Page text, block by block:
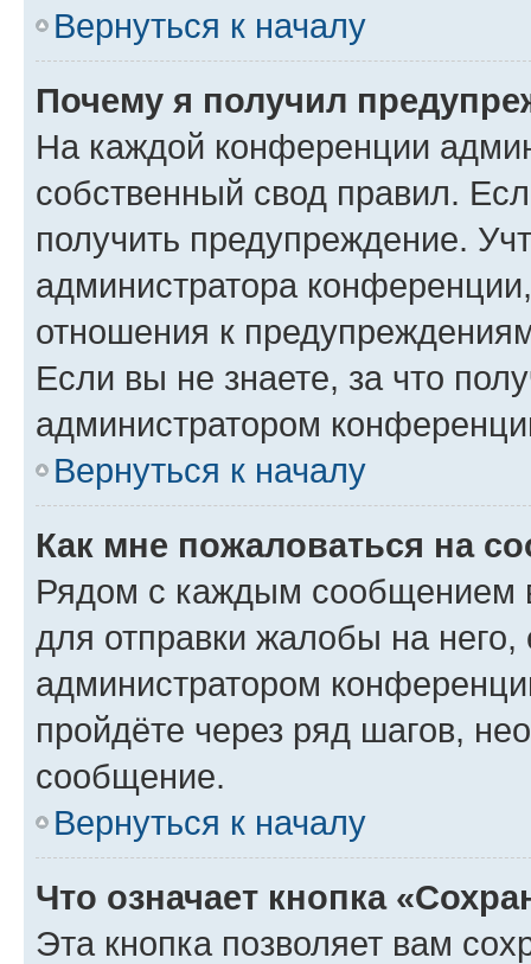
Вернуться к началу
Почему я получил
На каждой конференции
собственный свод правил.
получить предупреждение.
администратора
отношения к
Если вы не знаете, за что
администратором
Вернуться к началу
Как мне пожаловаться на
Рядом с каждым сообщением
для отправки жалобы на
администратором
пройдёте через ряд шагов,
сообщение.
Вернуться к началу
Что означает кнопка
Эта кнопка позволяет вам